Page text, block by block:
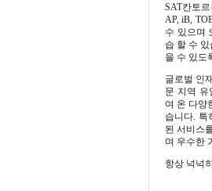
SAT칸토
AP, iB,
수 있으며
습 할 수
을 수 있도
글로벌 인
문 지역 유
여 온 다양
습니다 특
된 서비스
며 우수한
항상 넉넉